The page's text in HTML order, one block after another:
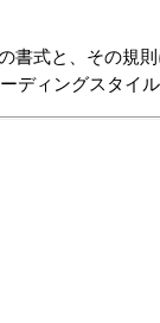
書式と、その規
ディングスタイ